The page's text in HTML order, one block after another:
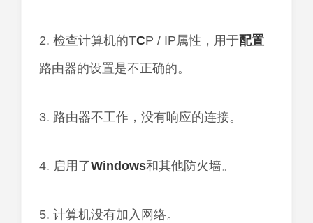
2. 检查计算机的TCP / IP属性，用于配置
路由器的设置是不正确的。
3. 路由器不工作，没有响应的连接。
4. 启用了Windows和其他防火墙。
5. 计算机没有加入网络。